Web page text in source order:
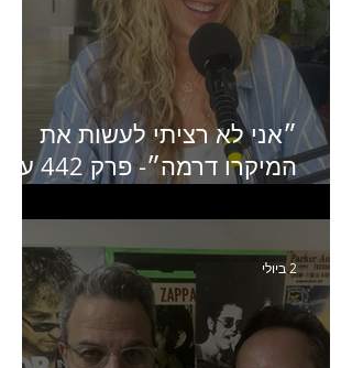
״אני לא רציתי לעשות את
המיקרו דרמה״- פרק 442 עם
של יד2
2 ביולי